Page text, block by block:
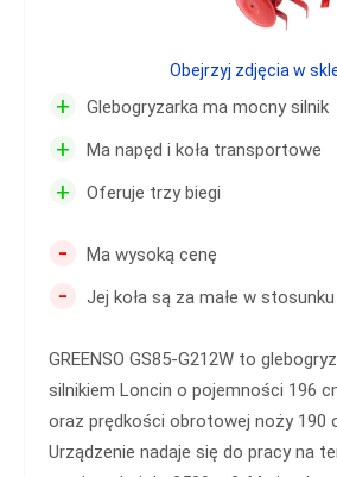
+ Glebogryzarka ma mocny silnik
+ Ma napęd i koła transportowe
+ Oferuje trzy biegi
- Ma wysoką cenę
- Jej koła są za małe w
GREENSO GS85-G212W to
silnikiem Loncin o pojemności 196
oraz prędkości obrotowej noży 190
Urządzenie nadaje się do pracy na
Obejrzyj zdjęcia w